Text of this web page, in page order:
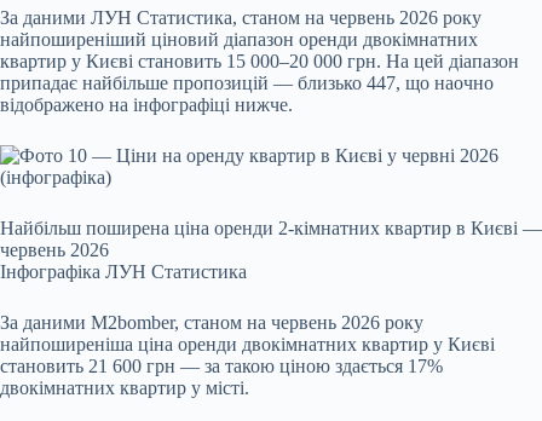
За даними ЛУН Статистика, станом на червень 2026 року
найпоширеніший ціновий діапазон оренди двокімнатних
квартир у Києві становить 15 000–20 000 грн. На цей діапазон
припадає найбільше пропозицій — близько 447, що наочно
відображено на інфографіці нижче.
Найбільш поширена ціна оренди 2-кімнатних квартир в Києві —
червень 2026
Інфографіка ЛУН Статистика
За даними M2bomber, станом на червень 2026 року
найпоширеніша ціна оренди двокімнатних квартир у Києві
становить 21 600 грн — за такою ціною здається 17%
двокімнатних квартир у місті.